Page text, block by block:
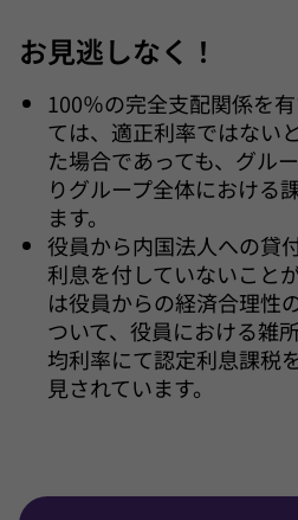
お見逃しなく！
100％の完全支配関係を
ては、適正利率ではない
た場合であっても、グル
りグループ全体における
ます。
役員から内国法人への貸
利息を付していないこと
は役員からの経済合理性
ついて、役員における雑
均利率にて認定利息課税
見されています。